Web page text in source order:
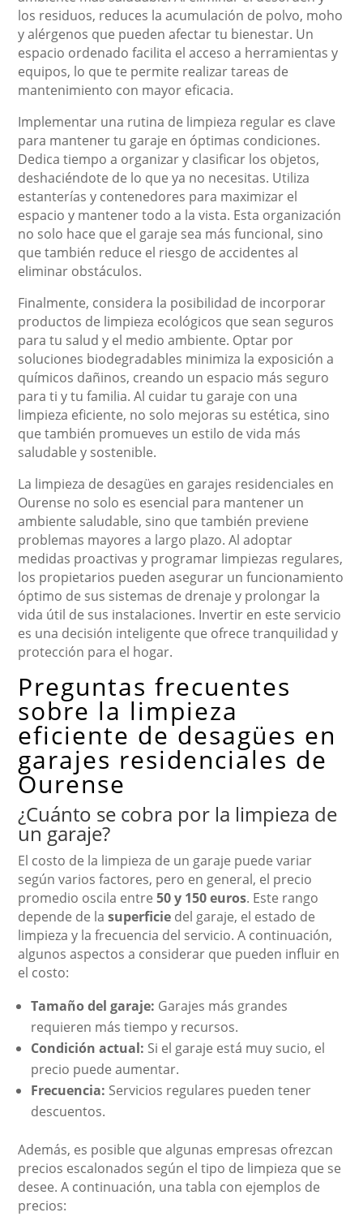
los residuos, reduces la acumulación de polvo, moho
y alérgenos que pueden afectar tu bienestar. Un
espacio ordenado facilita el acceso a herramientas y
equipos, lo que te permite realizar tareas de
mantenimiento con mayor eficacia.
Implementar una rutina de limpieza regular es clave
para mantener tu garaje en óptimas condiciones.
Dedica tiempo a organizar y clasificar los objetos,
deshaciéndote de lo que ya no necesitas. Utiliza
estanterías y contenedores para maximizar el
espacio y mantener todo a la vista. Esta organización
no solo hace que el garaje sea más funcional, sino
que también reduce el riesgo de accidentes al
eliminar obstáculos.
Finalmente, considera la posibilidad de incorporar
productos de limpieza ecológicos que sean seguros
para tu salud y el medio ambiente. Optar por
soluciones biodegradables minimiza la exposición a
químicos dañinos, creando un espacio más seguro
para ti y tu familia. Al cuidar tu garaje con una
limpieza eficiente, no solo mejoras su estética, sino
que también promueves un estilo de vida más
saludable y sostenible.
La limpieza de desagües en garajes residenciales en
Ourense no solo es esencial para mantener un
ambiente saludable, sino que también previene
problemas mayores a largo plazo. Al adoptar
medidas proactivas y programar limpiezas regulares,
los propietarios pueden asegurar un funcionamiento
óptimo de sus sistemas de drenaje y prolongar la
vida útil de sus instalaciones. Invertir en este servicio
es una decisión inteligente que ofrece tranquilidad y
protección para el hogar.
Preguntas frecuentes
sobre la limpieza
eficiente de desagües en
garajes residenciales de
Ourense
¿Cuánto se cobra por la limpieza de
un garaje?
El costo de la limpieza de un garaje puede variar
según varios factores, pero en general, el precio
promedio oscila entre50 y 150 euros. Este rango
depende de lasuperficie del garaje, el estado de
limpieza y la frecuencia del servicio. A continuación,
algunos aspectos a considerar que pueden influir en
el costo:
Tamaño del garaje: Garajes más grandes
requieren más tiempo y recursos.
Condición actual: Si el garaje está muy sucio, el
precio puede aumentar.
Frecuencia: Servicios regulares pueden tener
descuentos.
Además, es posible que algunas empresas ofrezcan
precios escalonados según el tipo de limpieza que se
desee. A continuación, una tabla con ejemplos de
precios: